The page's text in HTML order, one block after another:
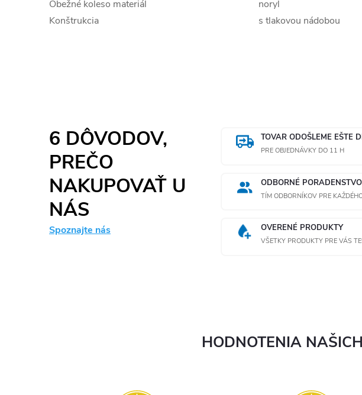
Obežné koleso materiál
noryl
Konštrukcia
s tlakovou nádobou
6 DÔVODOV,
PREČO
NAKUPOVAŤ U
NÁS
Spoznajte nás
TOVAR ODOŠLEME EŠTE
PRE OBJEDNÁVKY DO 11 H
ODBORNÉ PORADENSTVO
TÍM ODBORNÍKOV PRE
OVERENÉ PRODUKTY
VŠETKY PRODUKTY PRE VÁS
HODNOTENIA